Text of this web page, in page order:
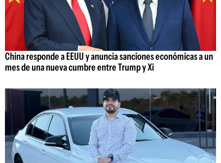
China responde a EEUU y anuncia sanciones económicas a un
mes de una nueva cumbre entre Trump y Xi